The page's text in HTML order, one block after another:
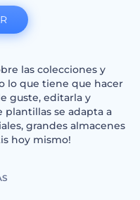
las colecciones y
lo que tiene que hacer
guste, editarla y
plantillas se adapta a
grandes almacenes
hoy mismo!